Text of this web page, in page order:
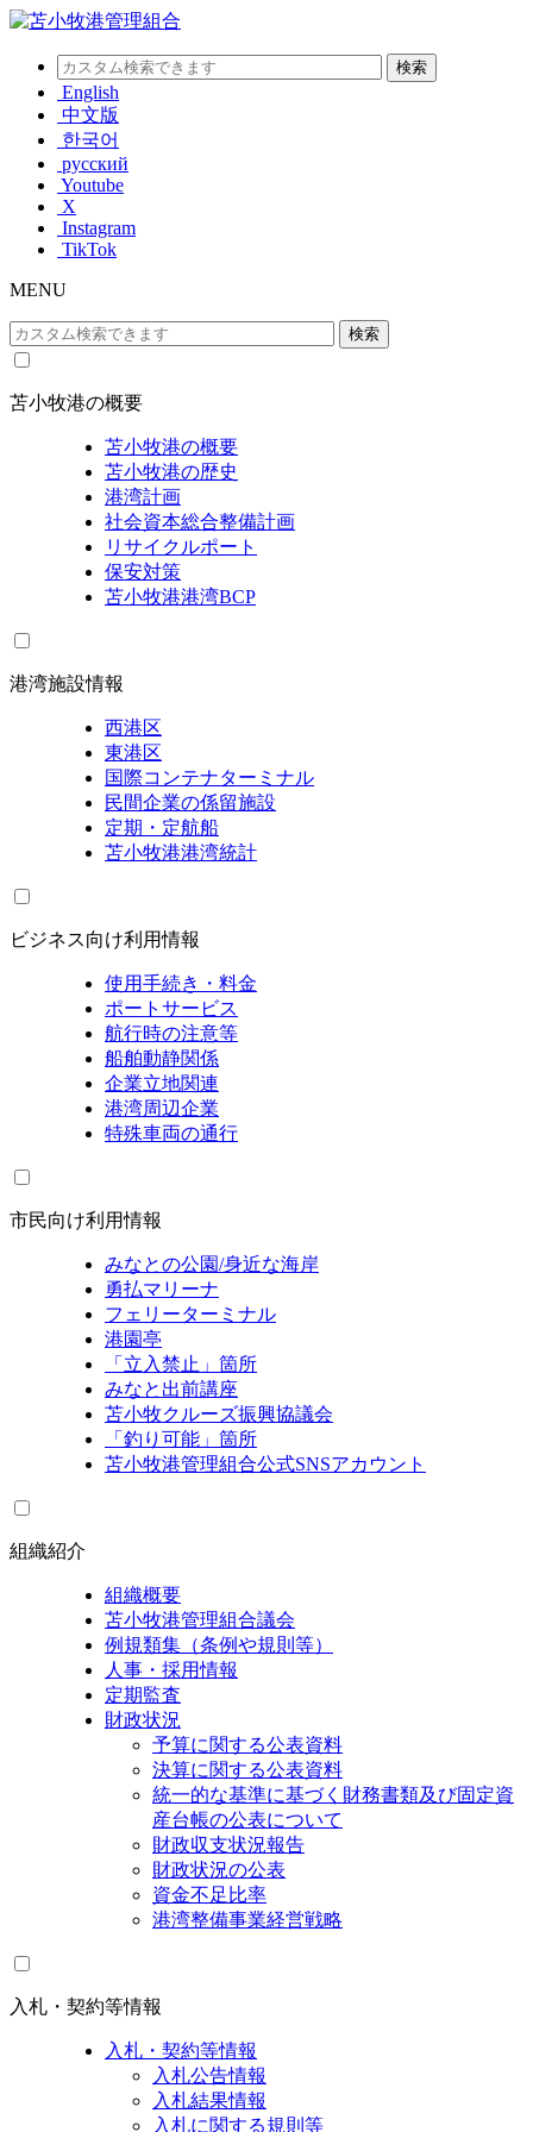
English
中文版
한국어
русский
Youtube
X
Instagram
TikTok
MENU
苫小牧港の概要
苫小牧港の概要
苫小牧港の歴史
港湾計画
社会資本総合整備計画
リサイクルポート
保安対策
苫小牧港港湾BCP
港湾施設情報
西港区
東港区
国際コンテナターミナル
民間企業の係留施設
定期・定航船
苫小牧港港湾統計
ビジネス向け利用情報
使用手続き・料金
ポートサービス
航行時の注意等
船舶動静関係
企業立地関連
港湾周辺企業
特殊車両の通行
市民向け利用情報
みなとの公園/身近な海岸
勇払マリーナ
フェリーターミナル
港園亭
「立入禁止」箇所
みなと出前講座
苫小牧クルーズ振興協議会
「釣り可能」箇所
苫小牧港管理組合公式SNSアカウント
組織紹介
組織概要
苫小牧港管理組合議会
例規類集（条例や規則等）
人事・採用情報
定期監査
財政状況
予算に関する公表資料
決算に関する公表資料
統一的な基準に基づく財務書類及び固定資
産台帳の公表について
財政収支状況報告
財政状況の公表
資金不足比率
港湾整備事業経営戦略
入札・契約等情報
入札・契約等情報
入札公告情報
入札結果情報
入札に関する規則等